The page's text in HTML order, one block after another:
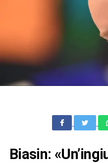
Biasin: